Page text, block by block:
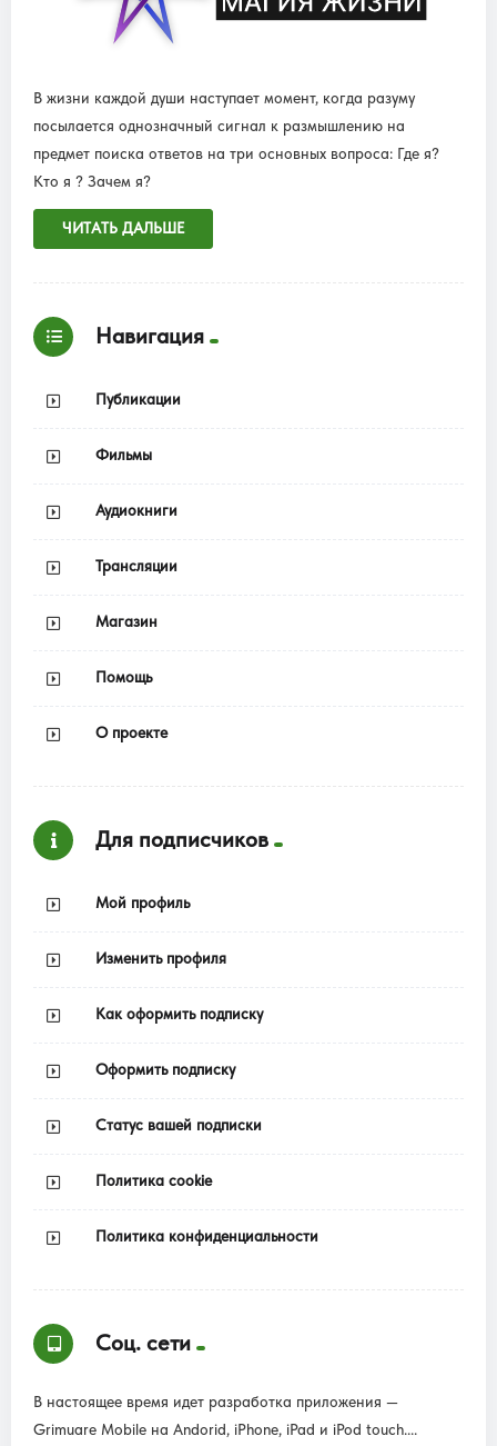
В жизни каждой души наступает момент, когда разуму
посылается однозначный сигнал к размышлению на
предмет поиска ответов на три основных вопроса: Где я?
Кто я ? Зачем я?
ЧИТАТЬ ДАЛЬШЕ
Навигация
Публикации
Фильмы
Аудиокниги
Трансляции
Магазин
Помощь
О проекте
Для подписчиков
Мой профиль
Изменить профиля
Как оформить подписку
Оформить подписку
Статус вашей подписки
Политика cookie
Политика конфиденциальности
Соц. сети
В настоящее время идет разработка приложения —
Grimuare Mobile на Andorid, iPhone, iPad и iPod touch....